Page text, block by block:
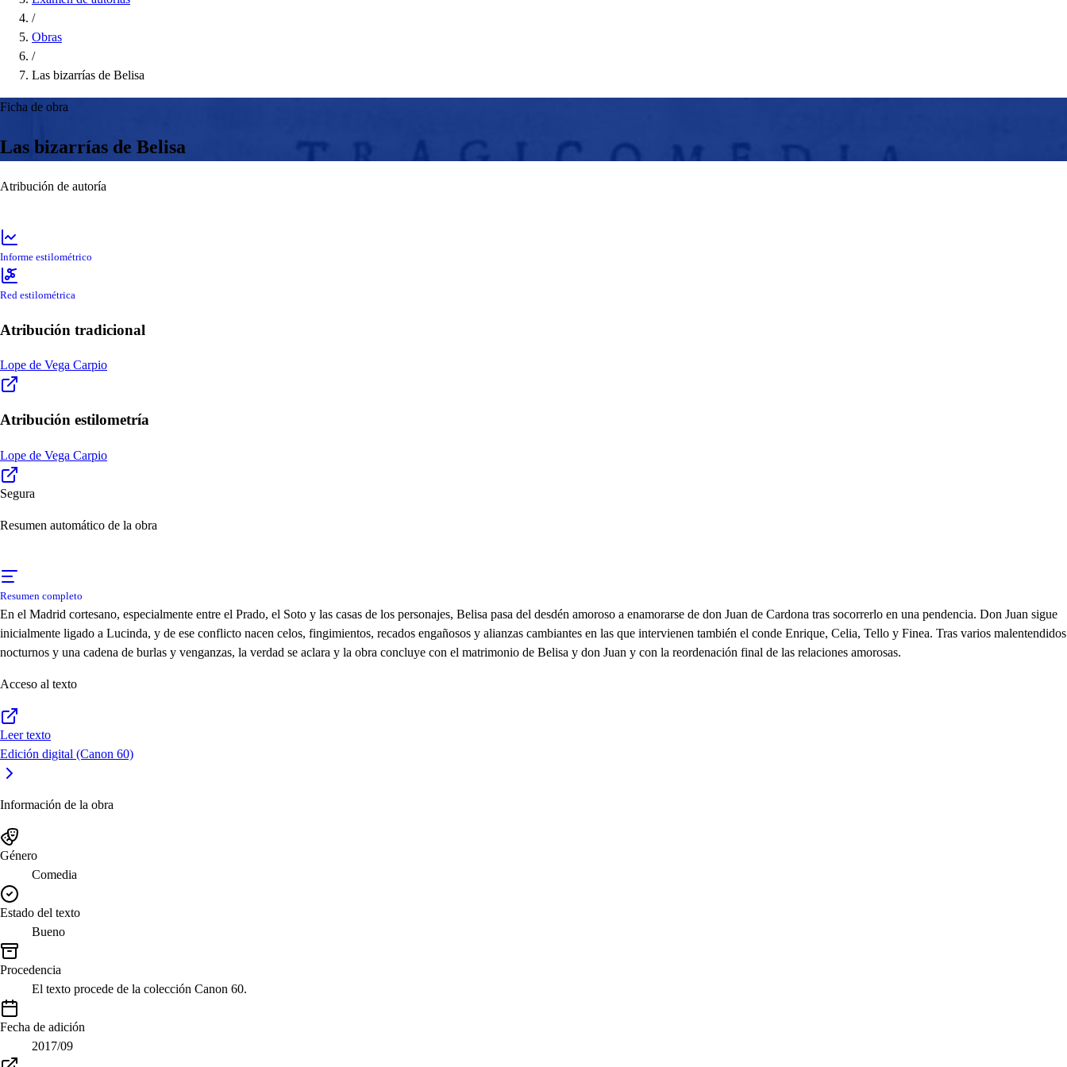
/
Obras
/
Las bizarrías de Belisa
Ficha de obra
Las bizarrías de Belisa
Atribución de autoría
Informe estilométrico
Red estilométrica
Atribución tradicional
Lope de Vega Carpio
Atribución estilometría
Lope de Vega Carpio
Segura
Resumen automático de la obra
Resumen completo
En el Madrid cortesano, especialmente entre el Prado, el Soto y las casas de los personajes, Belisa pasa del desdén amoroso a enamorarse de don Juan de Cardona tras socorrerlo en una pendencia. Don Juan sigue
inicialmente ligado a Lucinda, y de ese conflicto nacen celos, fingimientos, recados engañosos y alianzas cambiantes en las que intervienen también el conde Enrique, Celia, Tello y Finea. Tras varios malentendidos
nocturnos y una cadena de burlas y venganzas, la verdad se aclara y la obra concluye con el matrimonio de Belisa y don Juan y con la reordenación final de las relaciones amorosas.
Acceso al texto
Leer texto
Edición digital (Canon 60)
Información de la obra
Género
Comedia
Estado del texto
Bueno
Procedencia
El texto procede de la colección Canon 60.
Fecha de adición
2017/09